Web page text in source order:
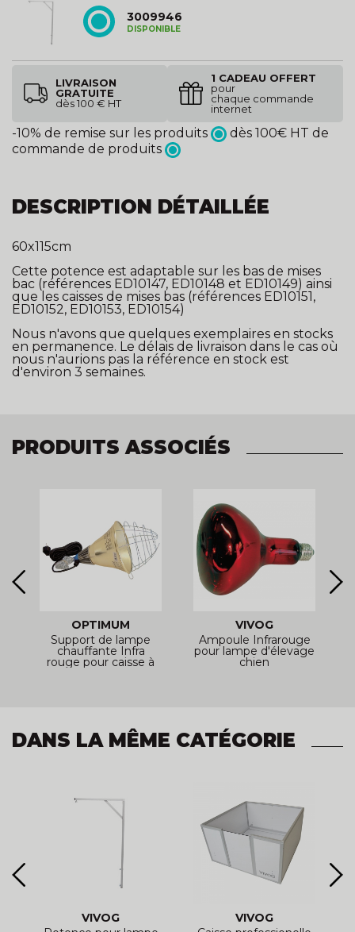
3009946
DISPONIBLE
LIVRAISON
GRATUITE
dès 100 € HT
1 CADEAU OFFERT
pour
chaque commande
internet
-10% de remise sur les produits
dès 100€ HT de
commande de produits
DESCRIPTION DÉTAILLÉE
60x115cm
Cette potence est adaptable sur les bas de mises
bac (références ED10147, ED10148 et ED10149) ainsi
que les caisses de mises bas (références ED10151,
ED10152, ED10153, ED10154)
Nous n'avons que quelques exemplaires en stocks
en permanence. Le délais de livraison dans le cas où
nous n'aurions pas la référence en stock est
d'environ 3 semaines.
PRODUITS ASSOCIÉS
OPTIMUM
Support de lampe
chauffante Infra
rouge pour caisse à
VIVOG
Ampoule Infrarouge
pour lampe d'élevage
chien
DANS LA MÊME CATÉGORIE
VIVOG
VIVOG